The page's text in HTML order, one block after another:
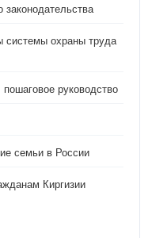
законодательства
системы охраны труда
руководство
семьи в России
Киргизии